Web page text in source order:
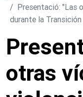
Presentació: "Las
durante la
otras